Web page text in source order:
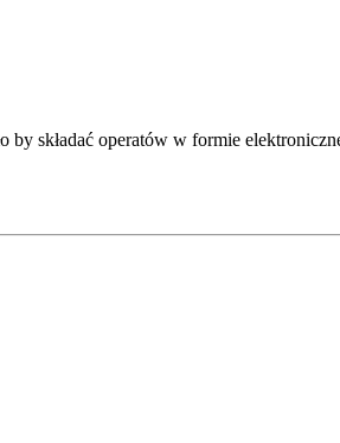
by składać operatów w formie